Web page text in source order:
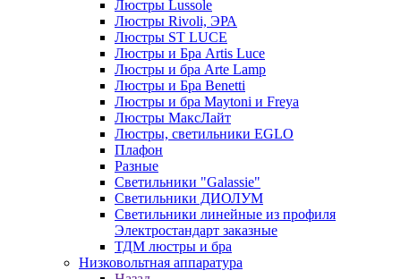
Люстры Lussole
Люстры Rivoli, ЭРА
Люстры ST LUCE
Люстры и Бра Artis Luce
Люстры и бра Arte Lamp
Люстры и Бра Benetti
Люстры и бра Maytoni и Freya
Люстры МаксЛайт
Люстры, светильники EGLO
Плафон
Разные
Светильники "Galassie"
Светильники ДИОЛУМ
Светильники линейные из профиля
Электростандарт заказные
ТДМ люстры и бра
Низковольтная аппаратура